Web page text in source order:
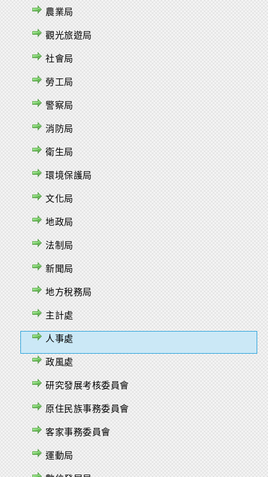
農業局
觀光旅遊局
社會局
勞工局
警察局
消防局
衛生局
環境保護局
文化局
地政局
法制局
新聞局
地方稅務局
主計處
人事處
政風處
研究發展考核委員會
原住民族事務委員會
客家事務委員會
運動局